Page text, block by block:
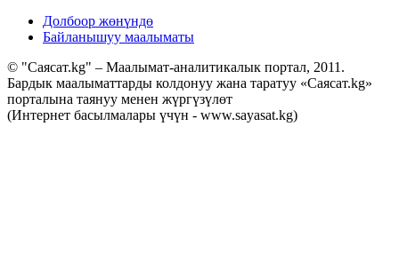
Долбоор жөнүндө
Байланышуу маалыматы
© "Саясат.kg" – Маалымат-аналитикалык портал, 2011.
Бардык маалыматтарды колдонуу жана таратуу «Саясат.kg»
порталына таянуу менен жүргүзүлөт
(Интернет басылмалары үчүн - www.sayasat.kg)